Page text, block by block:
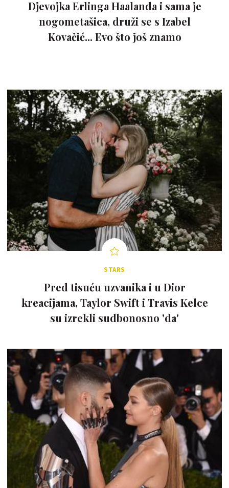
Djevojka Erlinga Haalanda i sama je
nogometašica, druži se s Izabel
Kovačić... Evo što još znamo
STARS
Pred tisuću uzvanika i u Dior
kreacijama, Taylor Swift i Travis Kelce
su izrekli sudbonosno 'da'